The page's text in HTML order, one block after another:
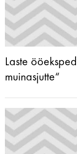
Laste
muinasjutte“